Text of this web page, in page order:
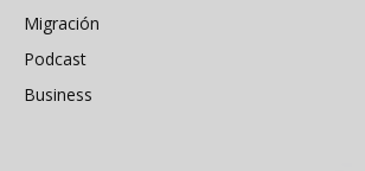
Migración
Podcast
Business